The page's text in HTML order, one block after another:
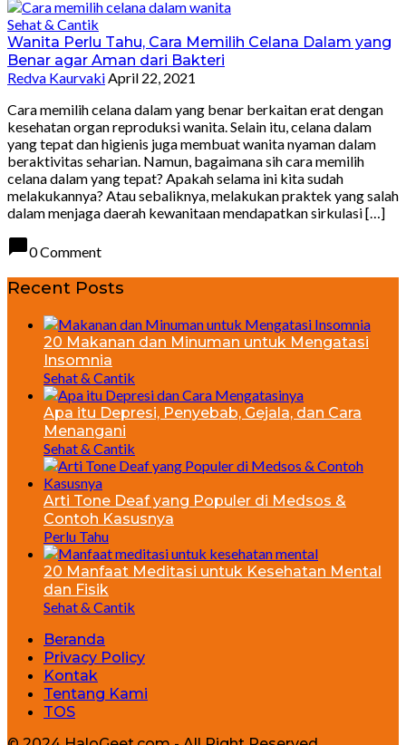
Sehat & Cantik
Wanita Perlu Tahu, Cara Memilih Celana Dalam yang
Benar agar Aman dari Bakteri
Redva KaurvakiApril 22, 2021
Cara memilih celana dalam yang benar berkaitan erat dengan
kesehatan organ reproduksi wanita. Selain itu, celana dalam
yang tepat dan higienis juga membuat wanita nyaman dalam
beraktivitas seharian. Namun, bagaimana sih cara memilih
celana dalam yang tepat? Apakah selama ini kita sudah
melakukannya? Atau sebaliknya, melakukan praktek yang salah
dalam menjaga daerah kewanitaan mendapatkan sirkulasi […]
chat_bubble0 Comment
Recent Posts
20 Makanan dan Minuman untuk Mengatasi
Insomnia
Sehat & Cantik
Apa itu Depresi, Penyebab, Gejala, dan Cara
Menangani
Sehat & Cantik
Arti Tone Deaf yang Populer di Medsos &
Contoh Kasusnya
Perlu Tahu
20 Manfaat Meditasi untuk Kesehatan Mental
dan Fisik
Sehat & Cantik
Beranda
Privacy Policy
Kontak
Tentang Kami
TOS